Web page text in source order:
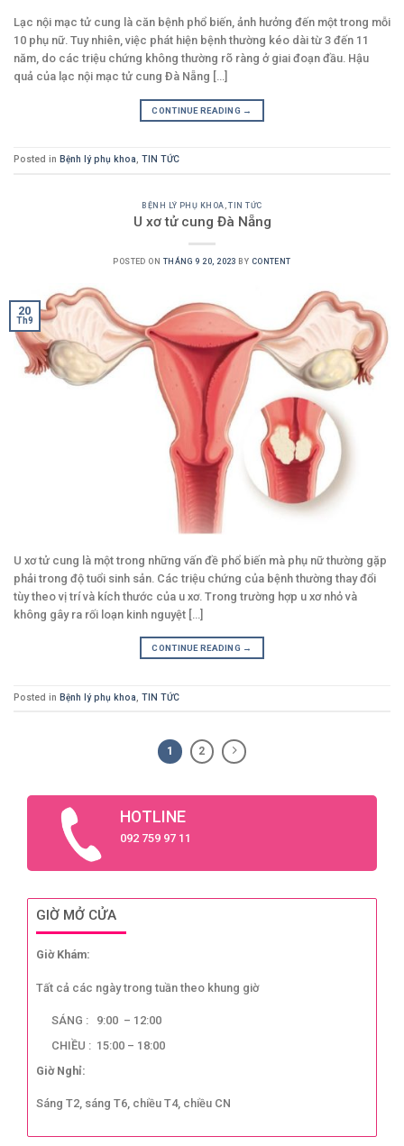
Lạc nội mạc tử cung là căn bệnh phổ biến, ảnh hưởng đến một trong mỗi
10 phụ nữ. Tuy nhiên, việc phát hiện bệnh thường kéo dài từ 3 đến 11
năm, do các triệu chứng không thường rõ ràng ở giai đoạn đầu. Hậu
quả của lạc nội mạc tử cung Đà Nẵng [...]
CONTINUE READING →
Posted in Bệnh lý phụ khoa, TIN TỨC
BỆNH LÝ PHỤ KHOA ,TIN TỨC
U xơ tử cung Đà Nẵng
POSTED ON THÁNG 9 20, 2023 BY CONTENT
20
Th9
U xơ tử cung là một trong những vấn đề phổ biến mà phụ nữ thường gặp
phải trong độ tuổi sinh sản. Các triệu chứng của bệnh thường thay đổi
tùy theo vị trí và kích thước của u xơ. Trong trường hợp u xơ nhỏ và
không gây ra rối loạn kinh nguyệt [...]
CONTINUE READING →
Posted in Bệnh lý phụ khoa, TIN TỨC
1 2
HOTLINE
092 759 97 11
GIỜ MỞ CỬA
Giờ Khám:
Tất cả các ngày trong tuần theo khung giờ
SÁNG : 9:00 – 12:00
CHIỀU : 15:00 – 18:00
Giờ Nghỉ:
Sáng T2, sáng T6, chiều T4, chiều CN